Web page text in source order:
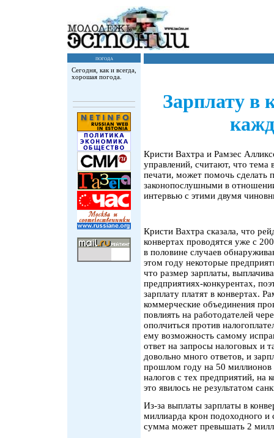
погода
Сегодня, как и всегда,
хорошая погода.
Зарплату в
Кристи Вахтра и Рамзес
управлений, считают, что тема
печати, может помочь сделать
законопослушными в
интервью с этими двумя
Кристи Вахтра сказала, что
конвертах проводятся уже с
в половине случаев
этом году некоторые
что размер зарплаты,
предприятиях-конкурентах,
зарплату платят в конвертах.
коммерческие объединения
повлиять на работодателей
ополчиться против
ему возможность самому
ответ на запросы налоговых и
довольно много ответов, и
прошлом году на 50 миллионов
налогов с тех предприятий,
это явилось не результатом
Из-за выплаты зарплаты в
миллиарда крон подоходного и
сумма может превышать 2